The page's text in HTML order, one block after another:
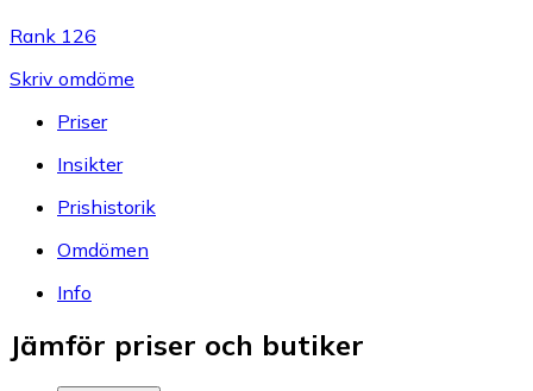
Rank 126
Skriv omdöme
Priser
Insikter
Prishistorik
Omdömen
Info
Jämför priser och butiker